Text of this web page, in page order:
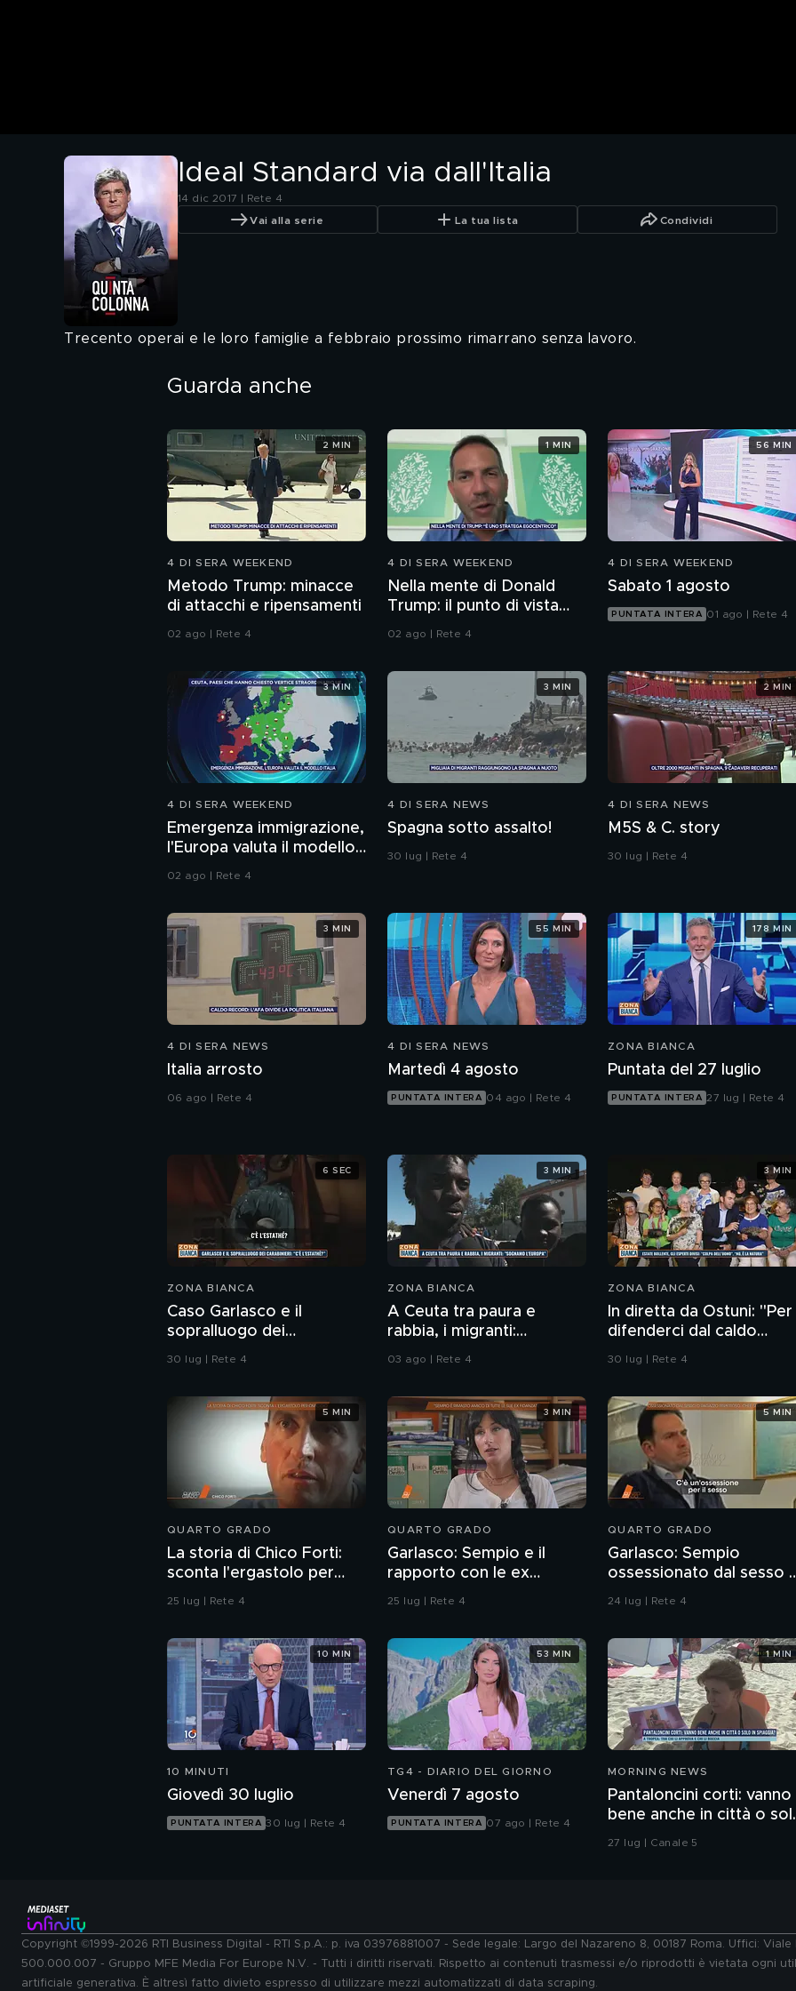
Ideal Standard via dall'Italia
14 dic 2017 | Rete 4
Vai alla serie La tua lista Condividi
Trecento operai e le loro famiglie a febbraio prossimo rimarrano senza lavoro.
Guarda anche
4 DI SERA WEEKEND
Metodo Trump: minacce
di attacchi e ripensamenti
02 ago | Rete 4
2 MIN
4 DI SERA WEEKEND
Nella mente di Donald
Trump: il punto di vista
dello psichiatra Leonardo
02 ago | Rete 4
1 MIN
4 DI SERA WEEKEND
Sabato 1 agosto
PUNTATA INTERA 01 ago | Rete 4
56 MIN
4 DI SERA WEEKEND
Emergenza immigrazione,
l'Europa valuta il modello
02 ago | Rete 4
3 MIN
4 DI SERA NEWS
Spagna sotto assalto!
30 lug | Rete 4
3 MIN
4 DI SERA NEWS
M5S & C. story
30 lug | Rete 4
2 MIN
4 DI SERA NEWS
Italia arrosto
06 ago | Rete 4
3 MIN
4 DI SERA NEWS
Martedì 4 agosto
PUNTATA INTERA 04 ago | Rete 4
55 MIN
ZONA BIANCA
Puntata del 27 luglio
PUNTATA INTERA 27 lug | Rete 4
178 MIN
ZONA BIANCA
Caso Garlasco e il
sopralluogo dei
Carabinieri
30 lug | Rete 4
6 SEC
ZONA BIANCA
A Ceuta tra paura e
rabbia, i migranti:
"Sognamo l'Europa"
03 ago | Rete 4
3 MIN
ZONA BIANCA
In diretta da Ostuni: "Per
difenderci dal caldo
abbiamo solo i ventagli"
30 lug | Rete 4
3 MIN
QUARTO GRADO
La storia di Chico Forti:
sconta l'ergastolo per
omicidio
25 lug | Rete 4
5 MIN
QUARTO GRADO
Garlasco: Sempio e il
rapporto con le ex
fidanzate
25 lug | Rete 4
3 MIN
QUARTO GRADO
Garlasco: Sempio
ossessionato dal sesso
ragazzo rispettoso?
24 lug | Rete 4
5 MIN
10 MINUTI
Giovedì 30 luglio
PUNTATA INTERA 30 lug | Rete 4
10 MIN
TG4 - DIARIO DEL GIORNO
Venerdì 7 agosto
PUNTATA INTERA 07 ago | Rete 4
53 MIN
MORNING NEWS
Pantaloncini corti: vanno
bene anche in città o
in spiaggia?
27 lug | Canale 5
1 MIN
Copyright ©1999-2026 RTI Business Digital - RTI S.p.A.: p. iva 03976881007 - Sede legale: Largo del Nazareno 8, 00187 Roma. Uffici:
500.000.007 - Gruppo MFE Media For Europe N.V. - Tutti i diritti riservati. Rispetto ai contenuti trasmessi e/o riprodotti è vietata ogni
artificiale generativa. È altresì fatto divieto espresso di utilizzare mezzi automatizzati di data scraping.